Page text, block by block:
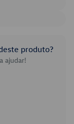
produto?
ajudar!